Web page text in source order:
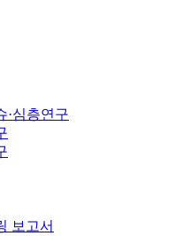
·심층연구
보고서